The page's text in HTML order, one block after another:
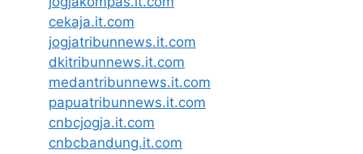
cekaja.it.com
jogjatribunnews.it.com
dkitribunnews.it.com
medantribunnews.it.com
papuatribunnews.it.com
cnbcjogja.it.com
cnbcbandung.it.com